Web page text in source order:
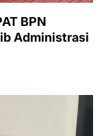
BPN
Administrasi